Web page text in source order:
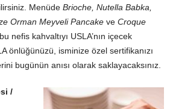
Menüde Brioche, Nutella Babka,
Orman Meyveli Pancake ve Croque
nefis kahvaltıyı USLA’nın içecek
önlüğünüzü, isminize özel sertifikanızı
bugünün anısı olarak saklayacaksınız.
/